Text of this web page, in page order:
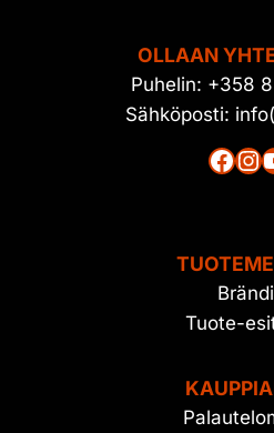
OLLAAN
Puhelin: +358
Sähköposti:
Tuote-